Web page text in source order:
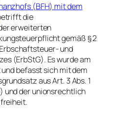
(BFH) mit dem
die
erweiterten
gemäß § 2
Erbschaftsteuer- und
(ErbStG). Es wurde am
befasst sich mit dem
aus Art. 3 Abs. 1
und der unionsrechtlich